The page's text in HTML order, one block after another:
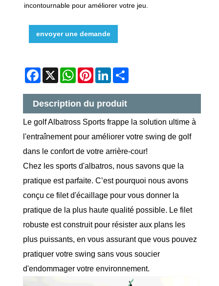
incontournable pour améliorer votre jeu.
envoyer une demande
Facebook
X WhatsApp
Pinterest
LinkedIn
Description du produit
Le golf Albatross Sports frappe la solution ultime à
l'entraînement pour améliorer votre swing de golf
dans le confort de votre arrière-cour!
Chez les sports d'albatros, nous savons que la
pratique est parfaite. C’est pourquoi nous avons
conçu ce filet d'écaillage pour vous donner la
pratique de la plus haute qualité possible. Le filet
robuste est construit pour résister aux plans les
plus puissants, en vous assurant que vous pouvez
pratiquer votre swing sans vous soucier
d'endommager votre environnement.